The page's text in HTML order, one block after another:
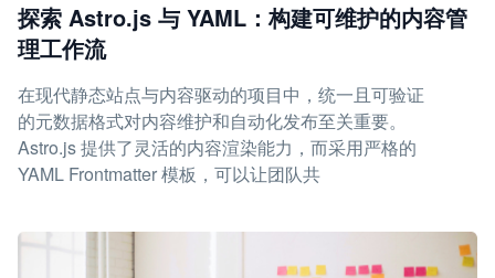
探索 Astro.js 与 YAML：构建可维护的内容管
理工作流
在现代静态站点与内容驱动的项目中，统一且可验证
的元数据格式对内容维护和自动化发布至关重要。
Astro.js 提供了灵活的内容渲染能力，而采用严格的
YAML Frontmatter 模板，可以让团队共